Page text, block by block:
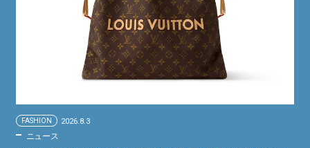
FASHION 2026.8.3
ニュース